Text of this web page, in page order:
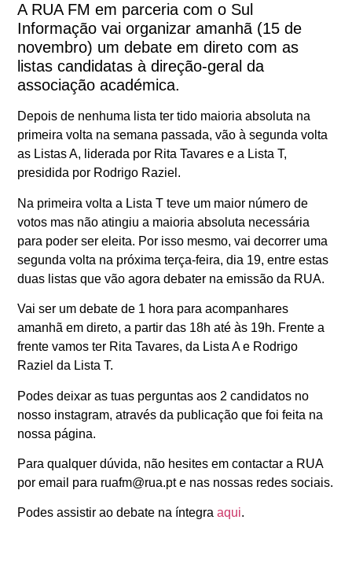
A RUA FM em parceria com o Sul
Informação vai organizar amanhã (15 de
novembro) um debate em direto com as
listas candidatas à direção-geral da
associação académica.
Depois de nenhuma lista ter tido maioria absoluta na
primeira volta na semana passada, vão à segunda volta
as Listas A, liderada por Rita Tavares e a Lista T,
presidida por Rodrigo Raziel.
Na primeira volta a Lista T teve um maior número de
votos mas não atingiu a maioria absoluta necessária
para poder ser eleita. Por isso mesmo, vai decorrer uma
segunda volta na próxima terça-feira, dia 19, entre estas
duas listas que vão agora debater na emissão da RUA.
Vai ser um debate de 1 hora para acompanhares
amanhã em direto, a partir das 18h até às 19h. Frente a
frente vamos ter Rita Tavares, da Lista A e Rodrigo
Raziel da Lista T.
Podes deixar as tuas perguntas aos 2 candidatos no
nosso instagram, através da publicação que foi feita na
nossa página.
Para qualquer dúvida, não hesites em contactar a RUA
por email para ruafm@rua.pte nas nossas redes sociais.
Podes assistir ao debate na íntegraaqui.